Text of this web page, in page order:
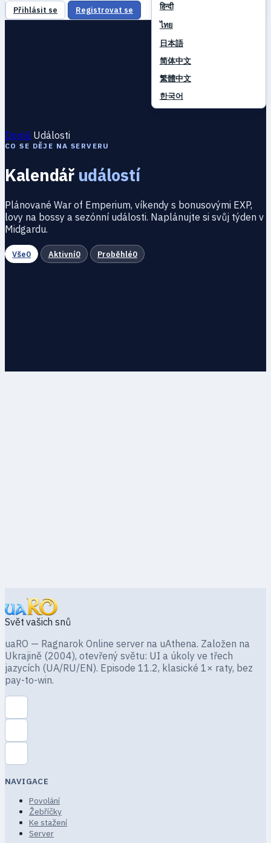
हिन्दी
ไทย
日本語
简体中文
繁體中文
한국어
Přihlásit se Registrovat se
Domů Události
CO SE DĚJE NA SERVERU
Kalendář událostí
Plánované War of Emperium, víkendy s bonusovými EXP,
lovy na bossy a sezónní události. Naplánujte si svůj týden v
Midgardu.
Vše0 Aktivní0 Proběhlé0
Svět vašich snů
uaRO — Ragnarok Online server na uAthena. Založen na
Ukrajině (2004), otevřený světu: UI a úkoly ve třech
jazycích (UA/RU/EN). Episode 11.2, klasické 1× raty, bez
pay-to-win.
NAVIGACE
Povolání
Žebříčky
Ke stažení
Server